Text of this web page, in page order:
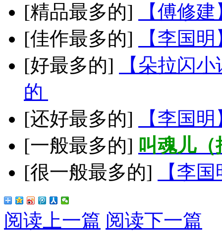
[精品最多的]
【傅修
[佳作最多的]
【李国
[好最多的]
【朵拉闪
的
[还好最多的]
【李国
[一般最多的] 叫魂儿
[很一般最多的]
【李
阅读上一篇 阅读下一篇